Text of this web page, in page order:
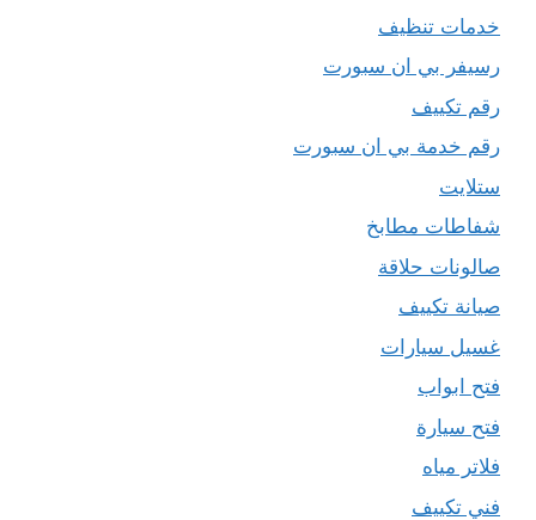
خدمات تنظيف
رسيفر بي ان سبورت
رقم تكييف
رقم خدمة بي ان سبورت
ستلايت
شفاطات مطابخ
صالونات حلاقة
صيانة تكييف
غسيل سيارات
فتح ابواب
فتح سيارة
فلاتر مياه
فني تكييف